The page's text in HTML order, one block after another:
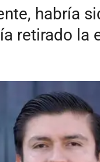
habría
retirado la